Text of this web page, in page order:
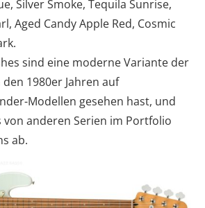
Silver Smoke, Tequila Sunrise,
Aged Candy Apple Red, Cosmic
sind eine moderne Variante der
1980er Jahren auf
Modellen gesehen hast, und
von anderen Serien im Portfolio
ab.